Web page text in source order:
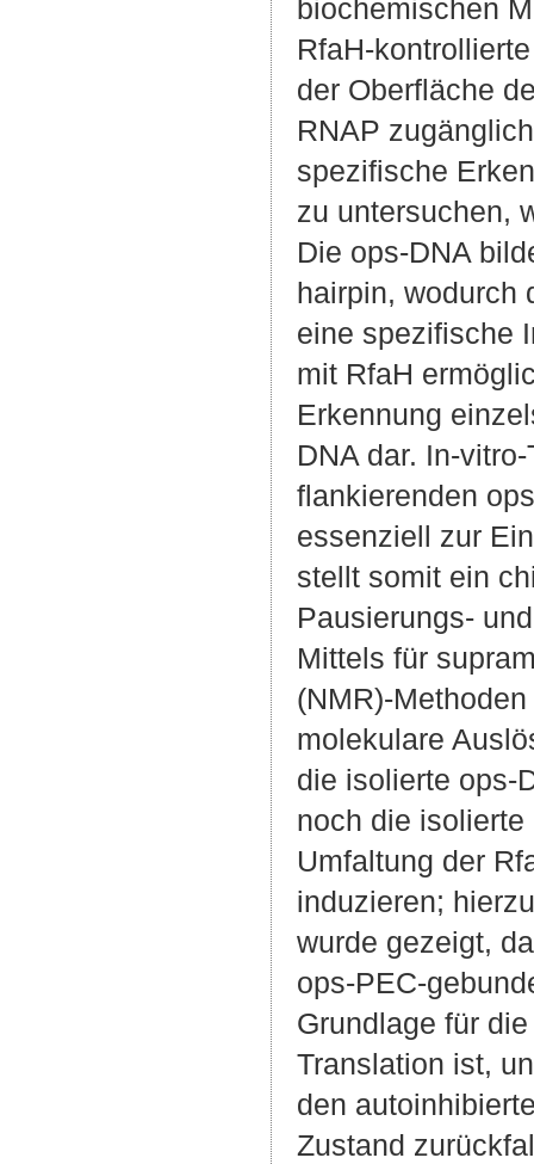
biochemischen
RfaH-
der Oberfläche
RNAP
spezifische
zu untersuchen,
Die ops-DNA
hairpin, wodurch
eine spezifische
mit RfaH
Erkennung
DNA dar. In-
flankierenden
essenziell zur
stellt somit ein
Pausierungs-
Mittels für
(NMR)-
molekulare
die isolierte ops-
noch die
Umfaltung der
induzieren;
wurde gezeigt,
ops-PEC-
Grundlage für
Translation ist,
den
Zustand